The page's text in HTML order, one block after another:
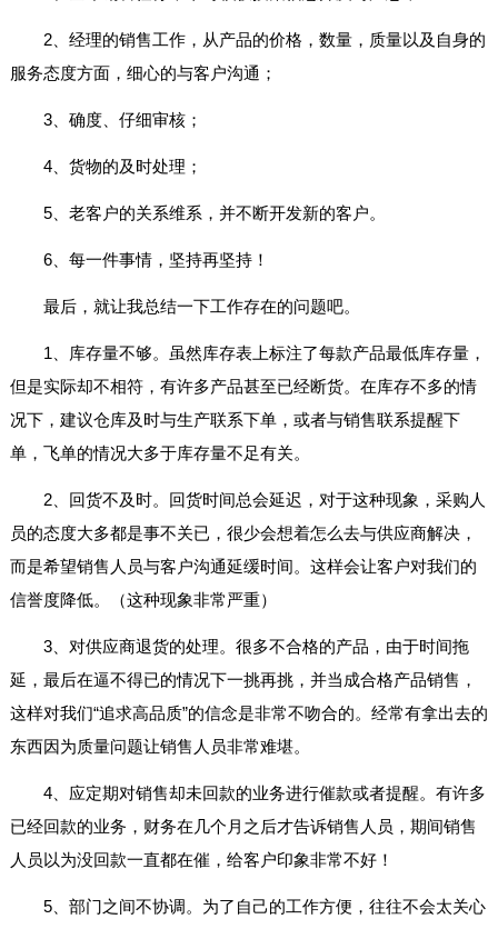
2、经理的销售工作，从产品的价格，数量，质量以及自身的
服务态度方面，细心的与客户沟通；
3、确度、仔细审核；
4、货物的及时处理；
5、老客户的关系维系，并不断开发新的客户。
6、每一件事情，坚持再坚持！
最后，就让我总结一下工作存在的问题吧。
1、库存量不够。虽然库存表上标注了每款产品最低库存量，
但是实际却不相符，有许多产品甚至已经断货。在库存不多的情
况下，建议仓库及时与生产联系下单，或者与销售联系提醒下
单，飞单的情况大多于库存量不足有关。
2、回货不及时。回货时间总会延迟，对于这种现象，采购人
员的态度大多都是事不关已，很少会想着怎么去与供应商解决，
而是希望销售人员与客户沟通延缓时间。这样会让客户对我们的
信誉度降低。（这种现象非常严重）
3、对供应商退货的处理。很多不合格的产品，由于时间拖
延，最后在逼不得已的情况下一挑再挑，并当成合格产品销售，
这样对我们“追求高品质”的信念是非常不吻合的。经常有拿出去的
东西因为质量问题让销售人员非常难堪。
4、应定期对销售却未回款的业务进行催款或者提醒。有许多
已经回款的业务，财务在几个月之后才告诉销售人员，期间销售
人员以为没回款一直都在催，给客户印象非常不好！
5、部门之间不协调。为了自己的工作方便，往往不会太关心